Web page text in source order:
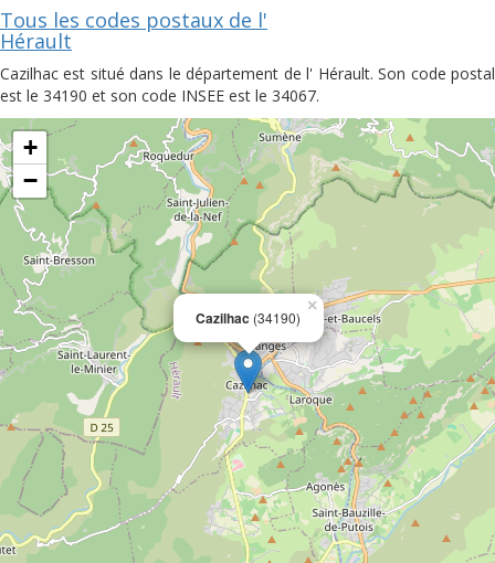
Tous les codes postaux de l'
Hérault
Cazilhac est situé dans le département de l' Hérault. Son code postal
est le 34190 et son code INSEE est le 34067.
Cazilhac (34190)
×
+
−